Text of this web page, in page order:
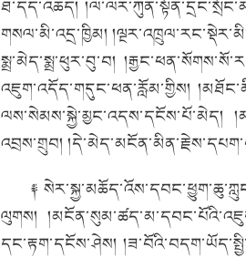
ཐ་དད་འཆད།
གསལ་མི་འདྲ་ཁྱིམ།
སྨྲ་མེད་སྨྲ་ཕུར་བུ་བ།
འཇུག་འདོད་གདུང་ཕན་རློམ་གྱིས།
ལས་སེམས་སྐྱེ་མྱང་འདས་དངོས་པོ་མེད།
འབྲས་གྲུབ།
༈
ལུགས།
དང་རྟག་དངོས་ཤེས།